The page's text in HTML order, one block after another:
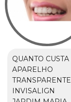
QUANTO CUSTA
APARELHO
TRANSPARENTE
INVISALIGN